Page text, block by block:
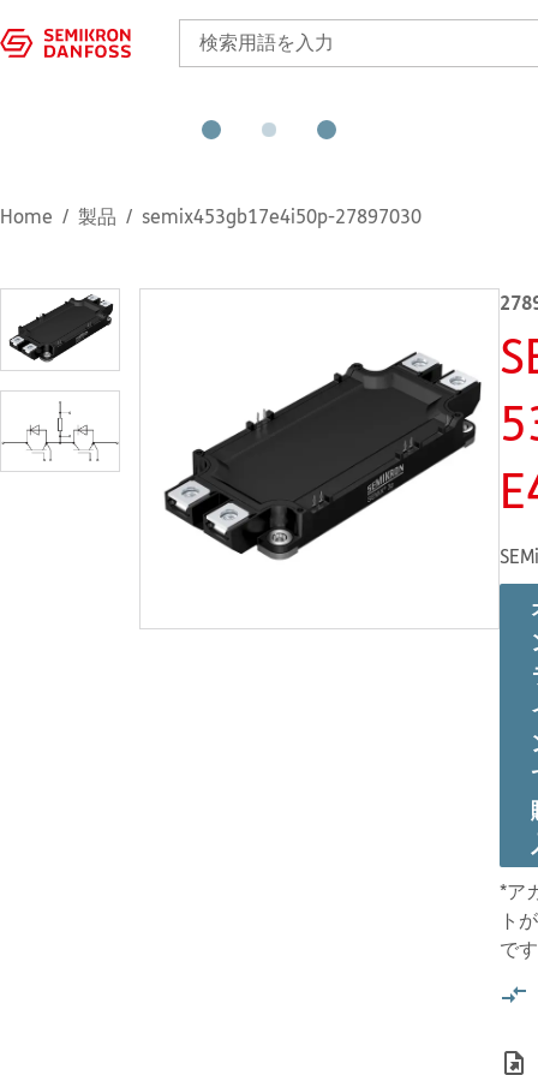
Home 製品 semix453gb17e4i50p-27897030
*ア
ト
です